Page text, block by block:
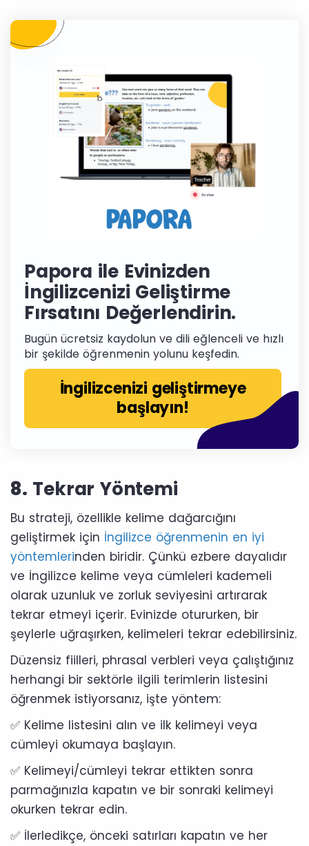
Papora ile Evinizden
İngilizcenizi Geliştirme
Fırsatını Değerlendirin.
Bugün ücretsiz kaydolun ve dili eğlenceli ve hızlı
bir şekilde öğrenmenin yolunu keşfedin.
İngilizcenizi geliştirmeye
başlayın!
8. Tekrar Yöntemi
Bu strateji, özellikle kelime dağarcığını
geliştirmek için İngilizce öğrenmenin en iyi
yöntemlerinden biridir. Çünkü ezbere dayalıdır
ve İngilizce kelime veya cümleleri kademeli
olarak uzunluk ve zorluk seviyesini artırarak
tekrar etmeyi içerir. Evinizde otururken, bir
şeylerle uğraşırken, kelimeleri tekrar edebilirsiniz.
Düzensiz fiilleri, phrasal verbleri veya çalıştığınız
herhangi bir sektörle ilgili terimlerin listesini
öğrenmek istiyorsanız, işte yöntem:
✅ Kelime listesini alın ve ilk kelimeyi veya
cümleyi okumaya başlayın.
✅ Kelimeyi/cümleyi tekrar ettikten sonra
parmağınızla kapatın ve bir sonraki kelimeyi
okurken tekrar edin.
✅ İlerledikçe, önceki satırları kapatın ve her